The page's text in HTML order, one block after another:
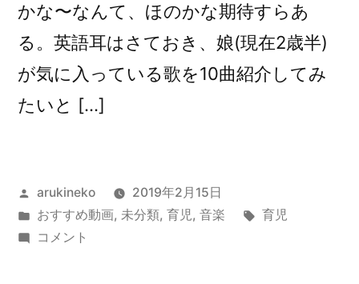
に
かな〜なんて、ほのかな期待すらあ
る。英語耳はさておき、娘(現在2歳半)
が気に入っている歌を10曲紹介してみ
たいと […]
投
稿
者:
arukineko
2019年2月15日
カ
テ
おすすめ動画, 未分類, 育児, 音楽
タ
育児
子
コメント